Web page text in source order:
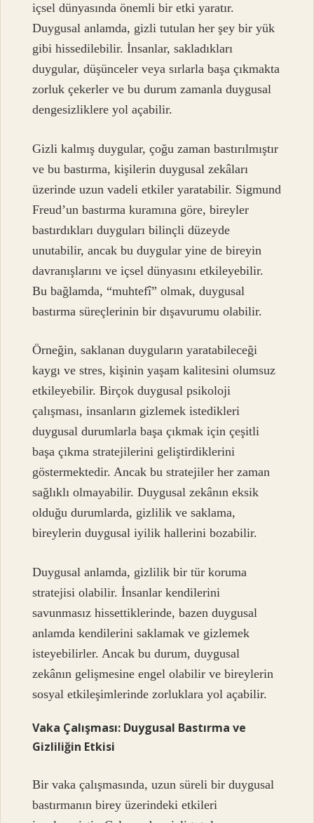
içsel dünyasında önemli bir etki yaratır.
Duygusal anlamda, gizli tutulan her şey bir yük
gibi hissedilebilir. İnsanlar, sakladıkları
duygular, düşünceler veya sırlarla başa çıkmakta
zorluk çekerler ve bu durum zamanla duygusal
dengesizliklere yol açabilir.
Gizli kalmış duygular, çoğu zaman bastırılmıştır
ve bu bastırma, kişilerin duygusal zekâları
üzerinde uzun vadeli etkiler yaratabilir. Sigmund
Freud’un bastırma kuramına göre, bireyler
bastırdıkları duyguları bilinçli düzeyde
unutabilir, ancak bu duygular yine de bireyin
davranışlarını ve içsel dünyasını etkileyebilir.
Bu bağlamda, “muhtefî” olmak, duygusal
bastırma süreçlerinin bir dışavurumu olabilir.
Örneğin, saklanan duyguların yaratabileceği
kaygı ve stres, kişinin yaşam kalitesini olumsuz
etkileyebilir. Birçok duygusal psikoloji
çalışması, insanların gizlemek istedikleri
duygusal durumlarla başa çıkmak için çeşitli
başa çıkma stratejilerini geliştirdiklerini
göstermektedir. Ancak bu stratejiler her zaman
sağlıklı olmayabilir. Duygusal zekânın eksik
olduğu durumlarda, gizlilik ve saklama,
bireylerin duygusal iyilik hallerini bozabilir.
Duygusal anlamda, gizlilik bir tür koruma
stratejisi olabilir. İnsanlar kendilerini
savunmasız hissettiklerinde, bazen duygusal
anlamda kendilerini saklamak ve gizlemek
isteyebilirler. Ancak bu durum, duygusal
zekânın gelişmesine engel olabilir ve bireylerin
sosyal etkileşimlerinde zorluklara yol açabilir.
Vaka Çalışması: Duygusal Bastırma ve
Gizliliğin Etkisi
Bir vaka çalışmasında, uzun süreli bir duygusal
bastırmanın birey üzerindeki etkileri